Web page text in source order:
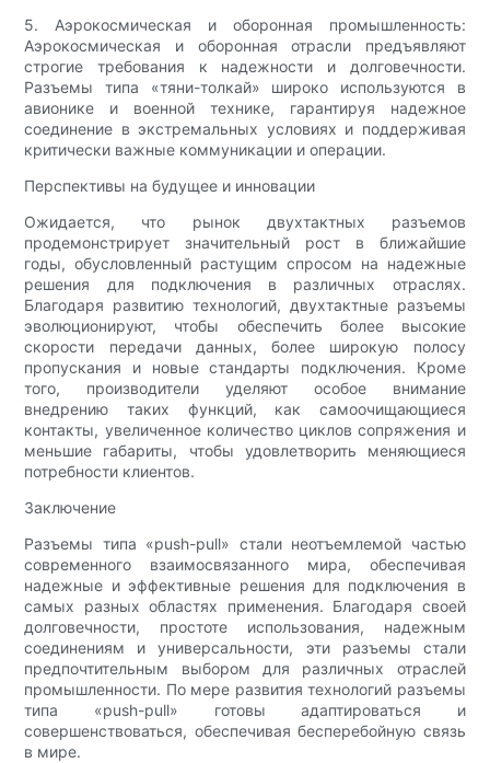
5. Аэрокосмическая и оборонная промышленность:
Аэрокосмическая и оборонная отрасли предъявляют
строгие требования к надежности и долговечности.
Разъемы типа «тяни-толкай» широко используются в
авионике и военной технике, гарантируя надежное
соединение в экстремальных условиях и поддерживая
критически важные коммуникации и операции.
Перспективы на будущее и инновации
Ожидается, что рынок двухтактных разъемов
продемонстрирует значительный рост в ближайшие
годы, обусловленный растущим спросом на надежные
решения для подключения в различных отраслях.
Благодаря развитию технологий, двухтактные разъемы
эволюционируют, чтобы обеспечить более высокие
скорости передачи данных, более широкую полосу
пропускания и новые стандарты подключения. Кроме
того, производители уделяют особое внимание
внедрению таких функций, как самоочищающиеся
контакты, увеличенное количество циклов сопряжения и
меньшие габариты, чтобы удовлетворить меняющиеся
потребности клиентов.
Заключение
Разъемы типа «push-pull» стали неотъемлемой частью
современного взаимосвязанного мира, обеспечивая
надежные и эффективные решения для подключения в
самых разных областях применения. Благодаря своей
долговечности, простоте использования, надежным
соединениям и универсальности, эти разъемы стали
предпочтительным выбором для различных отраслей
промышленности. По мере развития технологий разъемы
типа «push-pull» готовы адаптироваться и
совершенствоваться, обеспечивая бесперебойную связь
в мире.